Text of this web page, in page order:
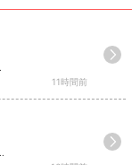
11時間前